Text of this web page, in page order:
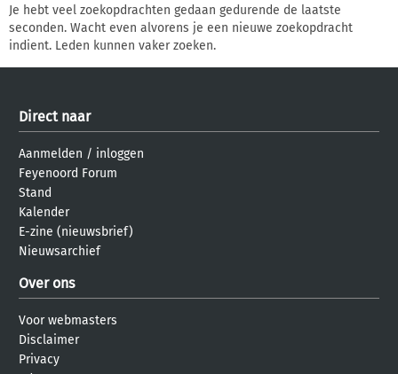
Je hebt veel zoekopdrachten gedaan gedurende de laatste
seconden. Wacht even alvorens je een nieuwe zoekopdracht
indient. Leden kunnen vaker zoeken.
Direct naar
Aanmelden / inloggen
Feyenoord Forum
Stand
Kalender
E-zine (nieuwsbrief)
Nieuwsarchief
Over ons
Voor webmasters
Disclaimer
Privacy